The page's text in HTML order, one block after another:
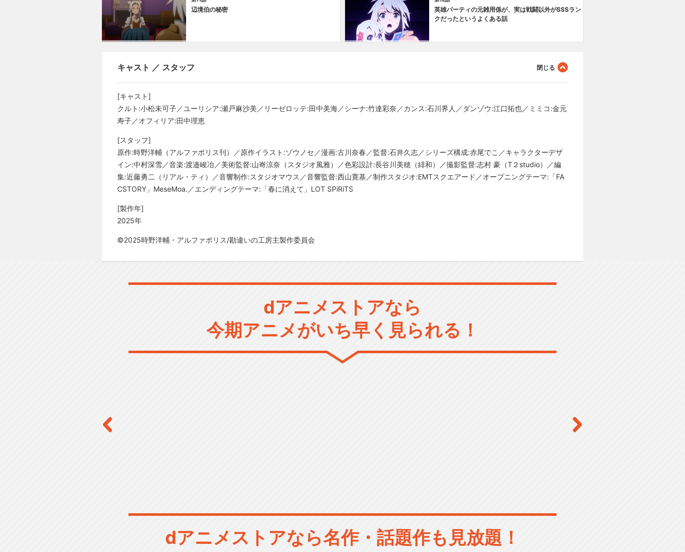
辺境伯の秘密
英雄パーティの元雑用係が、実は戦闘以外がSSSラン
クだったというよくある話
キャスト ／ スタッフ
[キャスト]
クルト:小松未可子／ユーリシア:瀬戸麻沙美／リーゼロッテ:田中美海／シーナ:竹達彩奈／カンス:石川界人／ダンゾウ:江口拓也／ミミコ:金元
寿子／オフィリア:田中理恵
[スタッフ]
原作:時野洋輔（アルファポリス刊）／原作イラスト:ゾウノセ／漫画:古川奈春／監督:石井久志／シリーズ構成:赤尾でこ／キャラクターデザ
イン:中村深雪／音楽:渡邉峻冶／美術監督:山㟢涼奈（スタジオ風雅）／色彩設計:長谷川美穂（緋和）／撮影監督:志村 豪（T２studio）／編
集:近藤勇二（リアル・ティ）／音響制作:スタジオマウス／音響監督:西山寛基／制作スタジオ:EMTスクエアード／オープニングテーマ:「FA
CSTORY」MeseMoa.／エンディングテーマ:「春に消えて」LOT SPiRiTS
[製作年]
2025年
©2025時野洋輔・アルファポリス/勘違いの工房主製作委員会
dアニメストアなら
今期アニメがいち早く見られる！
dアニメストアなら名作・話題作も見放題！